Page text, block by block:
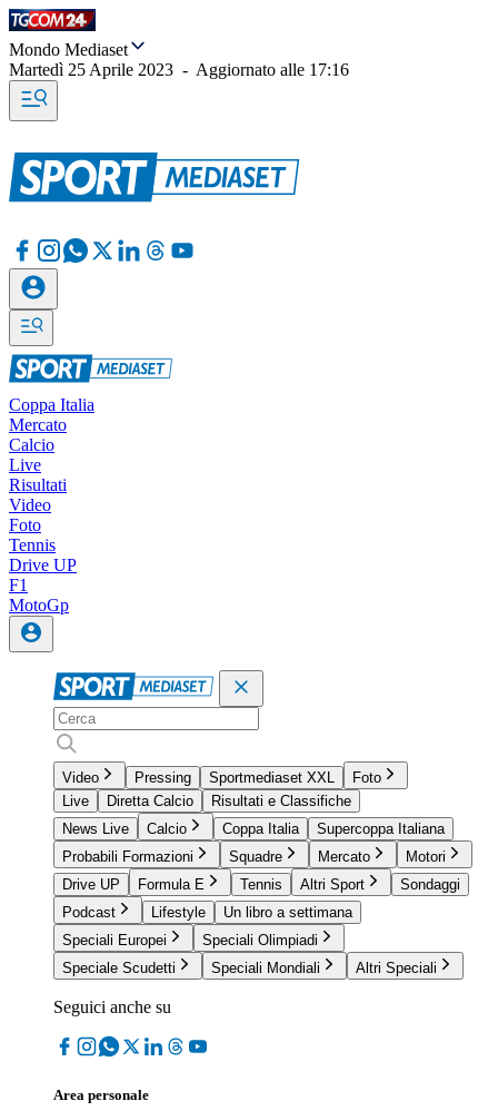
Mondo Mediaset
Martedì 25 Aprile 2023 - Aggiornato alle 17:16
Coppa Italia
Mercato
Calcio
Live
Risultati
Video
Foto
Tennis
Drive UP
F1
MotoGp
Video Pressing Sportmediaset XXL
Foto
Live
Diretta Calcio
Risultati e Classifiche
News Live
Calcio Coppa Italia
Supercoppa Italiana
Probabili Formazioni
Squadre Mercato
Motori
Drive UP
Formula E Tennis Altri Sport
Sondaggi
Podcast
Lifestyle
Un libro a settimana
Speciali Europei
Speciali Olimpiadi
Speciale Scudetti
Speciali Mondiali Altri Speciali
Seguici anche su
Area personale